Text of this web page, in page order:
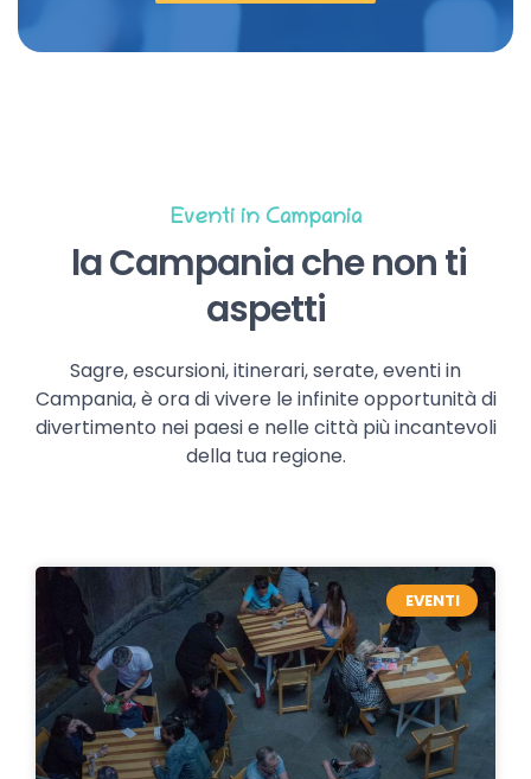
Eventi in Campania
la Campania che non ti
aspetti
Sagre, escursioni, itinerari, serate, eventi in
Campania, è ora di vivere le infinite opportunità di
divertimento nei paesi e nelle città più incantevoli
della tua regione.
EVENTI